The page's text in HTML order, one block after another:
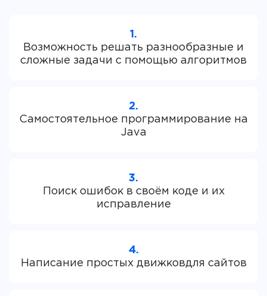
1.
Возможность решать разнообразные и
2.
Самостоятельное программирование на
3.
Поиск ошибок в своём коде и их
4.